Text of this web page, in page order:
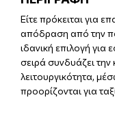
Είτε πρόκειται για
απόδραση από την
ιδανική επιλογή για
σειρά συνδυάζει
λειτουργικότητα,
προορίζονται για